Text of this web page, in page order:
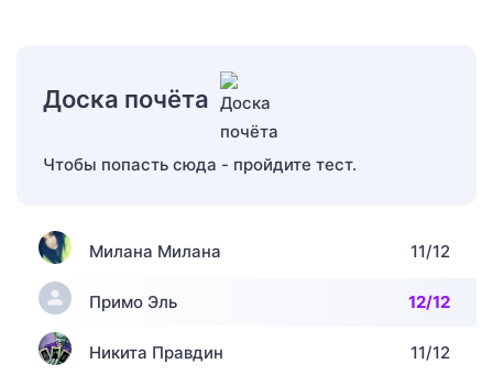
Доска почёта
Чтобы попасть сюда - пройдите тест.
Милана Милана 11/12
Примо Эль 12/12
Никита Правдин 11/12